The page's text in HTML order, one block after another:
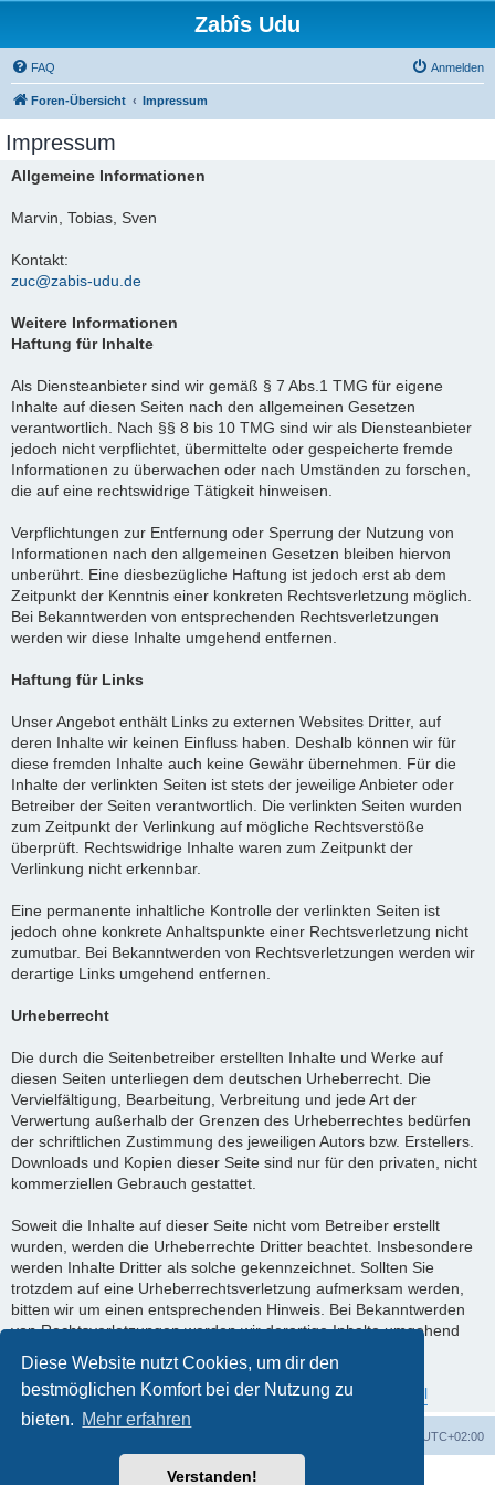
Diese Website nutzt Cookies, um dir den
bestmöglichen Komfort bei der Nutzung zu
bieten. Mehr erfahren
Verstanden!
Zabîs Udu
FAQ Anmelden
Foren-Übersicht Impressum
Impressum
Allgemeine Informationen
Marvin, Tobias, Sven
Kontakt:
zuc@zabis-udu.de
Weitere Informationen
Haftung für Inhalte
Als Diensteanbieter sind wir gemäß § 7 Abs.1 TMG für eigene
Inhalte auf diesen Seiten nach den allgemeinen Gesetzen
verantwortlich. Nach §§ 8 bis 10 TMG sind wir als Diensteanbieter
jedoch nicht verpflichtet, übermittelte oder gespeicherte fremde
Informationen zu überwachen oder nach Umständen zu forschen,
die auf eine rechtswidrige Tätigkeit hinweisen.
Verpflichtungen zur Entfernung oder Sperrung der Nutzung von
Informationen nach den allgemeinen Gesetzen bleiben hiervon
unberührt. Eine diesbezügliche Haftung ist jedoch erst ab dem
Zeitpunkt der Kenntnis einer konkreten Rechtsverletzung möglich.
Bei Bekanntwerden von entsprechenden Rechtsverletzungen
werden wir diese Inhalte umgehend entfernen.
Haftung für Links
Unser Angebot enthält Links zu externen Websites Dritter, auf
deren Inhalte wir keinen Einfluss haben. Deshalb können wir für
diese fremden Inhalte auch keine Gewähr übernehmen. Für die
Inhalte der verlinkten Seiten ist stets der jeweilige Anbieter oder
Betreiber der Seiten verantwortlich. Die verlinkten Seiten wurden
zum Zeitpunkt der Verlinkung auf mögliche Rechtsverstöße
überprüft. Rechtswidrige Inhalte waren zum Zeitpunkt der
Verlinkung nicht erkennbar.
Eine permanente inhaltliche Kontrolle der verlinkten Seiten ist
jedoch ohne konkrete Anhaltspunkte einer Rechtsverletzung nicht
zumutbar. Bei Bekanntwerden von Rechtsverletzungen werden wir
derartige Links umgehend entfernen.
Urheberrecht
Die durch die Seitenbetreiber erstellten Inhalte und Werke auf
diesen Seiten unterliegen dem deutschen Urheberrecht. Die
Vervielfältigung, Bearbeitung, Verbreitung und jede Art der
Verwertung außerhalb der Grenzen des Urheberrechtes bedürfen
der schriftlichen Zustimmung des jeweiligen Autors bzw. Erstellers.
Downloads und Kopien dieser Seite sind nur für den privaten, nicht
kommerziellen Gebrauch gestattet.
Soweit die Inhalte auf dieser Seite nicht vom Betreiber erstellt
wurden, werden die Urheberrechte Dritter beachtet. Insbesondere
werden Inhalte Dritter als solche gekennzeichnet. Sollten Sie
trotzdem auf eine Urheberrechtsverletzung aufmerksam werden,
bitten wir um einen entsprechenden Hinweis. Bei Bekanntwerden
von Rechtsverletzungen werden wir derartige Inhalte umgehend
Quelle:https://www.e-recht24.de/impressum-generator.html
UTC+02:00
Powered byphpBB® Forum Software © phpBB Limited